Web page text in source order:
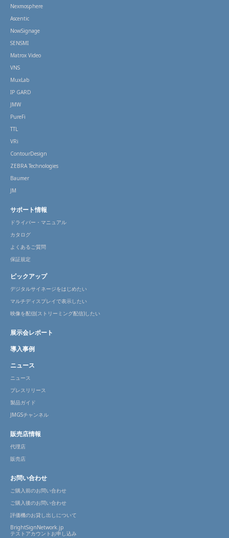
Nexmosphere
Ascentic
NowSignage
SENSMI
Matrox Video
VNS
MuxLab
IP GARD
JMW
PureFi
TTL
VRi
ContourDesign
ZEBRA Technologies
Baumer
JM
サポート情報
ドライバー・マニュアル
カタログ
よくあるご質問
保証規定
ピックアップ
デジタルサイネージをはじめたい
マルチディスプレイで表示したい
映像を配信(ストリーミング配信)したい
展示会レポート
導入事例
ニュース
ニュース
プレスリリース
製品ガイド
JMGSチャンネル
販売店情報
代理店
販売店
お問い合わせ
ご購入前のお問い合わせ
ご購入後のお問い合わせ
評価機のお貸し出しについて
BrightSignNetwork.jp
テストアカウントお申し込み